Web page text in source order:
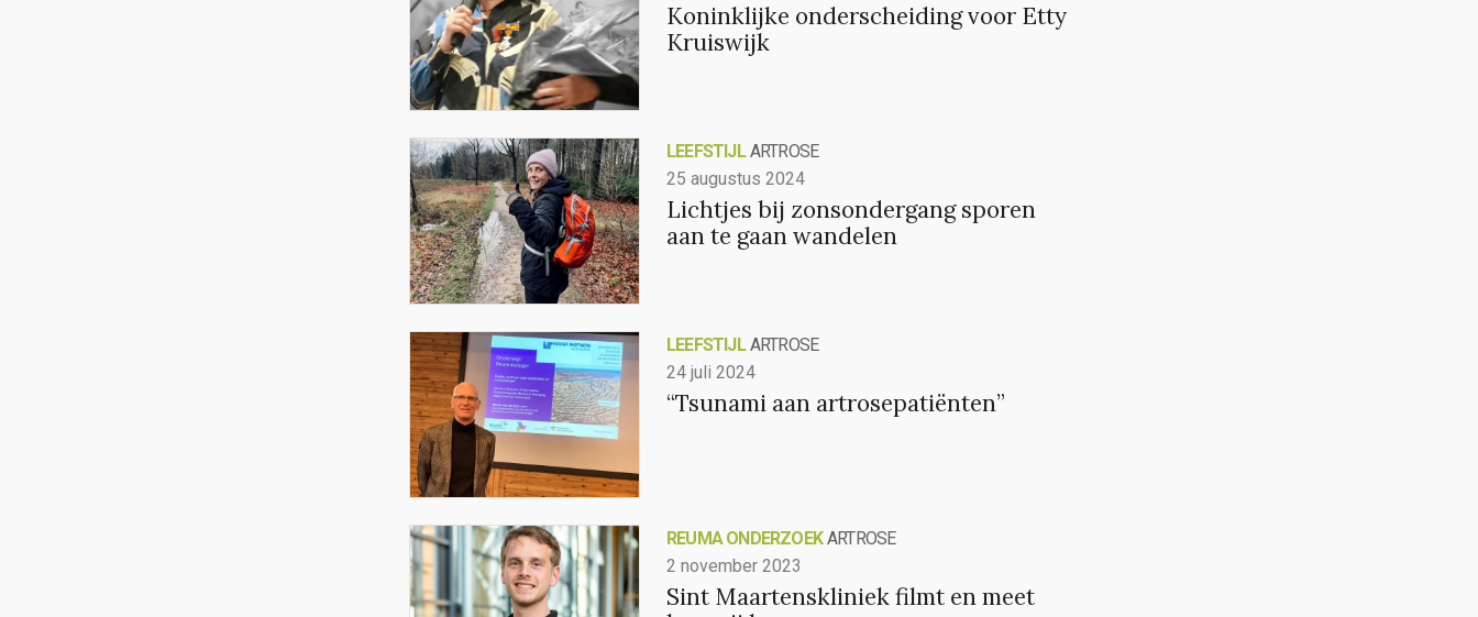
Koninklijke onderscheiding voor Etty
Kruiswijk
LEEFSTIJL ARTROSE
25 augustus 2024
Lichtjes bij zonsondergang sporen
aan te gaan wandelen
LEEFSTIJL ARTROSE
24 juli 2024
“Tsunami aan artrosepatiënten”
REUMA ONDERZOEK ARTROSE
2 november 2023
Sint Maartenskliniek filmt en meet